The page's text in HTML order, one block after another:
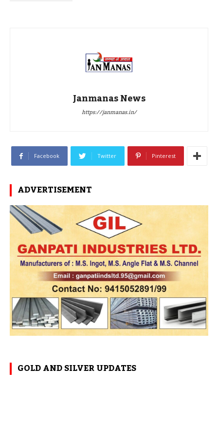
Janmanas News
https://janmanas.in/
Facebook Twitter Pinterest
ADVERTISEMENT
GOLD AND SILVER UPDATES